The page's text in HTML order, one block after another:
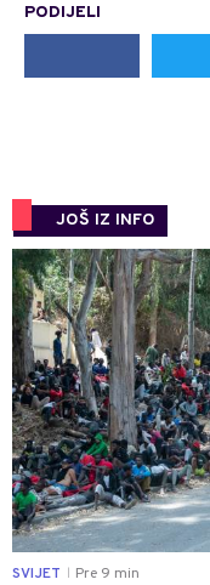
PODIJELI
JOŠ IZ INFO
SVIJET Pre 9 min